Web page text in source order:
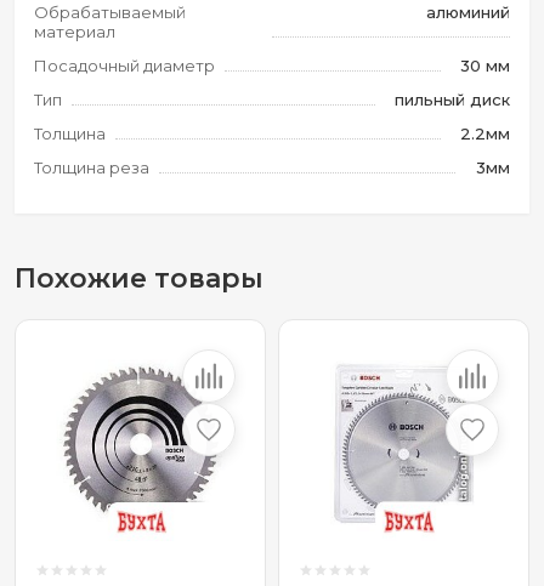
Обрабатываемый
материал
алюминий
Посадочный диаметр
30 мм
Тип
пильный диск
Толщина
2.2мм
Толщина реза
3мм
Похожие товары